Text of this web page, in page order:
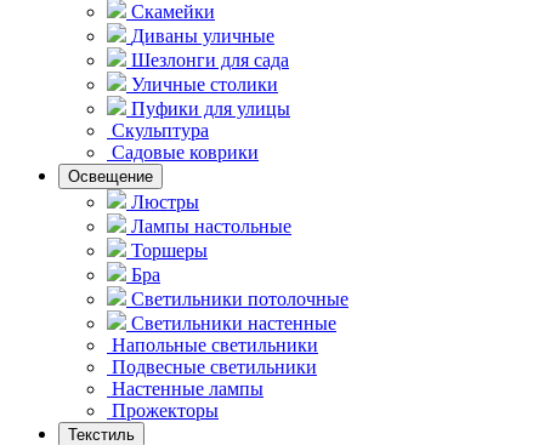
Скамейки
Диваны уличные
Шезлонги для сада
Уличные столики
Пуфики для улицы
Скульптура
Садовые коврики
Освещение
Люстры
Лампы настольные
Торшеры
Бра
Светильники потолочные
Светильники настенные
Напольные светильники
Подвесные светильники
Hастенные лампы
Прожекторы
Текстиль